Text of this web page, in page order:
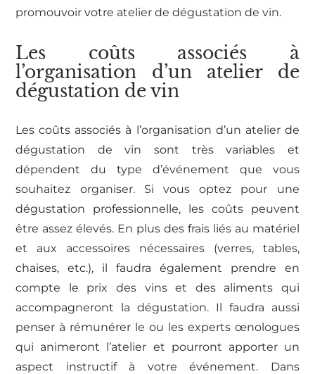
promouvoir votre atelier de dégustation de vin.
Les coûts associés à
l’organisation d’un atelier de
dégustation de vin
Les coûts associés à l’organisation d’un atelier de
dégustation de vin sont très variables et
dépendent du type d’événement que vous
souhaitez organiser. Si vous optez pour une
dégustation professionnelle, les coûts peuvent
être assez élevés. En plus des frais liés au matériel
et aux accessoires nécessaires (verres, tables,
chaises, etc.), il faudra également prendre en
compte le prix des vins et des aliments qui
accompagneront la dégustation. Il faudra aussi
penser à rémunérer le ou les experts œnologues
qui animeront l’atelier et pourront apporter un
aspect instructif à votre événement. Dans